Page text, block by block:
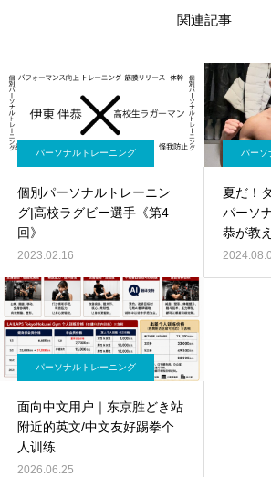
関連記事
パーソナルトレーニング
個別パーソナルトレーニン
グ|高校ラグビー選手《第4
回》
2023.02.16
パーソ
夏だ！
パーソ
恭が教
ト法
パーソナルトレーニング
面向中文用户｜东京胜どき站
附近的英文/中文友好踢拳个
人训练
2026.06.25